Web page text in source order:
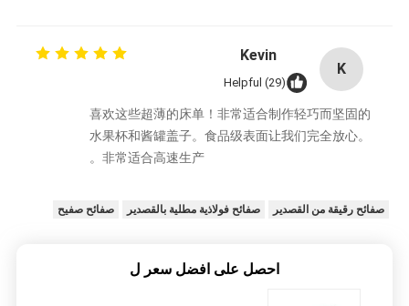
K
Kevin
Helpful (29)
喜欢这些超薄的床单！非常适合制作轻巧而坚固的
水果杯和酱罐盖子。食品级表面让我们完全放心。
非常适合高速生产。
صفائح رقيقة من القصدير صفائح فولاذية مطلية بالقصدير صفائح صفيح
احصل على افضل سعر ل